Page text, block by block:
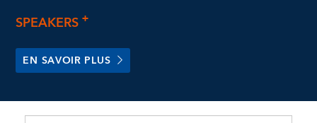
SPEAKERS +
EN SAVOIR PLUS